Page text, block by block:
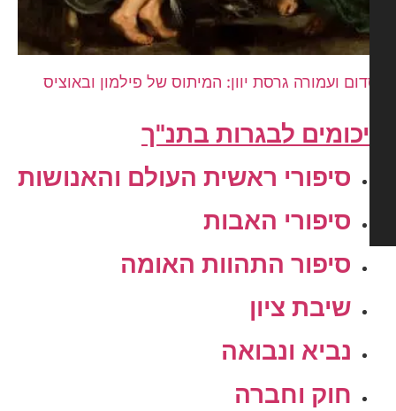
ועמורה גרסת יוון: המיתוס של פילמון ובאוציס
לבגרות בתנ"ך
סיפורי ראשית העולם והאנושות
סיפורי האבות
סיפור התהוות האומה
שיבת ציון
נביא ונבואה
חוק וחברה